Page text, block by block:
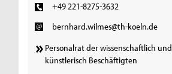
+49 221-8275-3632
bernhard.wilmes@th-koeln.de
Personalrat der wissenschaftlich und
künstlerisch Beschäftigten